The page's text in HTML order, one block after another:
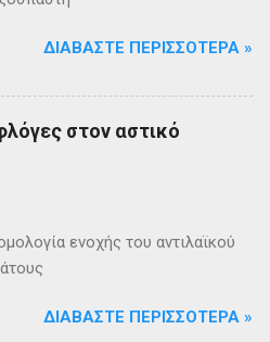
ΔΙΑΒΆΣΤΕ ΠΕΡΙΣΣΌΤΕΡΑ »
στον αστικό
ενοχής του αντιλαϊκού
ΔΙΑΒΆΣΤΕ ΠΕΡΙΣΣΌΤΕΡΑ »